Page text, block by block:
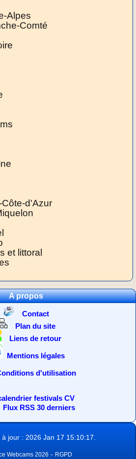
Alpes
Comté
d'Azur
et littoral
A propos
Contact
Plan du site
Liens de retour
Mentions légales
d'utilisation
festivals CV
Flux RSS 30 derniers
à jour : 2026 Jan 17 15:10:17.
Webcams 2026 - RGPD